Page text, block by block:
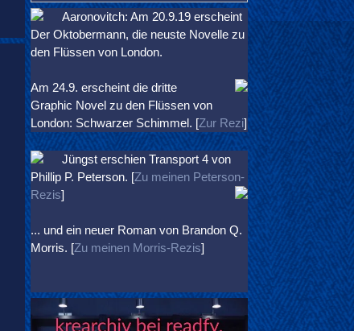
Aaronovitch: Am 20.9.19 erscheint
Der Oktobermann, die neuste Novelle zu
den Flüssen von London.
Am 24.9. erscheint die dritte
Graphic Novel zu den Flüssen von
London: Schwarzer Schimmel. [Zur Rezi]
Jüngst erschien Transport 4von
Phillip P. Peterson. [Zu meinen Peterson-
Rezis]
... und ein neuer Roman von Brandon Q.
Morris. [Zu meinen Morris-Rezis]